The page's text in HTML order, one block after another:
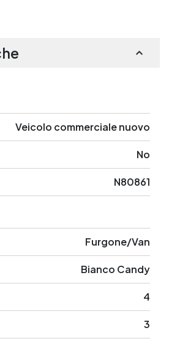
Veicolo commerciale nuovo
No
N80861
Furgone/Van
Bianco Candy
4
3